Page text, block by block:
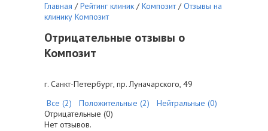
Главная / Рейтинг клиник / Композит / Отзывы на
клинику Композит
Отрицательные отзывы о
Композит
г. Санкт-Петербург, пр. Луначарского, 49
Все (2)
Положительные (2)
Нейтральные (0)
Отрицательные (0)
Нет отзывов.